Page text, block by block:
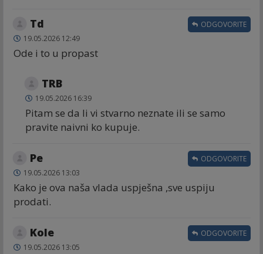
Td
19.05.2026 12:49
Ode i to u propast
ODGOVORITE
TRB
19.05.2026 16:39
Pitam se da li vi stvarno neznate ili se samo
pravite naivni ko kupuje.
Ре
19.05.2026 13:03
Kako je ova naša vlada uspješna ,sve uspiju
prodati.
ODGOVORITE
Kole
19.05.2026 13:05
ODGOVORITE